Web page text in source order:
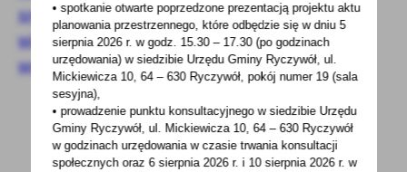
srodowiska-rozwoj-wojewodztwa-
wielkopolskiego-w-oparciu-o-gospodarke-
wodorowa
• spotkanie otwarte poprzedzone prezentacją projektu aktu
planowania przestrzennego, które odbędzie się w dniu 5
sierpnia 2026 r.w godz. 15.30 – 17.30 (po godzinach
urzędowania) w siedzibie Urzędu Gminy Ryczywół, ul.
Mickiewicza 10, 64 – 630 Ryczywół, pokójnumer 19 (sala
sesyjna),
• prowadzenie punktu konsultacyjnego w siedzibie Urzędu
Gminy Ryczywół, ul. Mickiewicza 10, 64 – 630 Ryczywół
w godzinachurzędowania w czasie trwania konsultacji
społecznych oraz 6 sierpnia 2026 r. i 10 sierpnia 2026 r. w